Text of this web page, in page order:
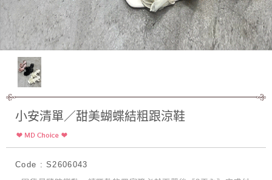
小安清單／甜美蝴蝶結粗跟涼鞋
Code : S2606043